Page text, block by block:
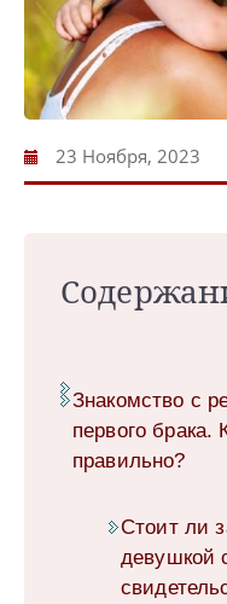
23 Ноября, 2023
Знакомство с
первого брака.
правильно?
Стоит ли
девушкой